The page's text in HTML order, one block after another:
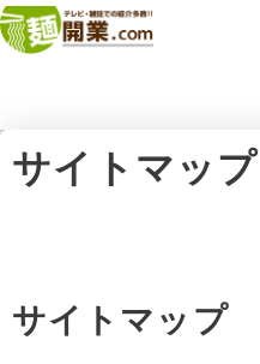
内
容
ッ
プサイトマップ
サイトマップ